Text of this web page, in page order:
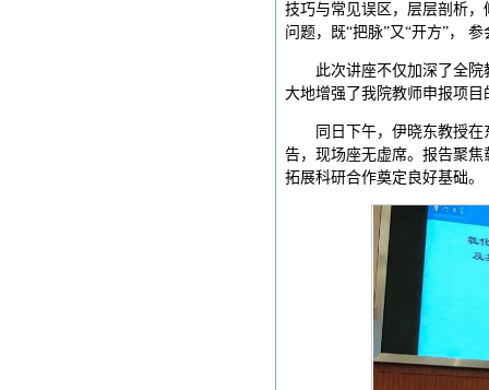
技巧与常见误区，层层剖析
问题，既“把脉”又“开方”，
此次讲座不仅加深了全
大地增强了我院教师申报项目
同日下午，伊晓东教授
告，现场座无虚席。报告聚
拓展科研合作奠定良好基础。